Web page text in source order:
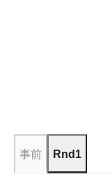
事前 Rnd1